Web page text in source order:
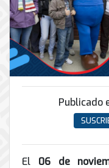
INFRAESTRUCTURA
Soporte
informático
Remoto
y
Sitio
Hiperconvergencia
Soporte
conmutadores
IP
y
análogos
Enlaces
Instalación
Mantenimiento
de
Torres
y
peatonal
Automatización
y
Domótica
y
Conector
de
envío
Antispam
Ciberseguridad
Conmutador
Servicios
Publicado
El 06 de